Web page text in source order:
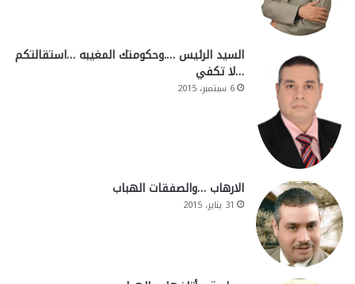
السيد الرئيس ….وحكومتك المغيبه …استقالتكم
…لا تكفي
6 سبتمبر، 2015
الارهاب …والصفقات الهباب
31 يناير، 2015